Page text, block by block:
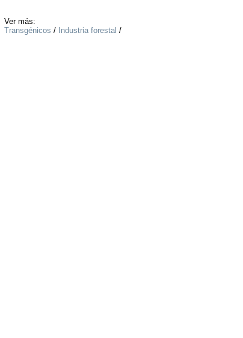
Ver más:
Transgénicos / Industria forestal /